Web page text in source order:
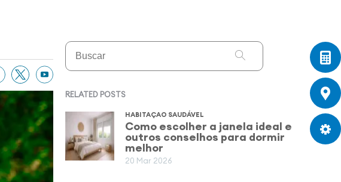
RELATED POSTS
HABITAÇAO SAUDÁVEL
Como escolher a janela ideal e
outros conselhos para dormir
melhor
20 Mar 2026